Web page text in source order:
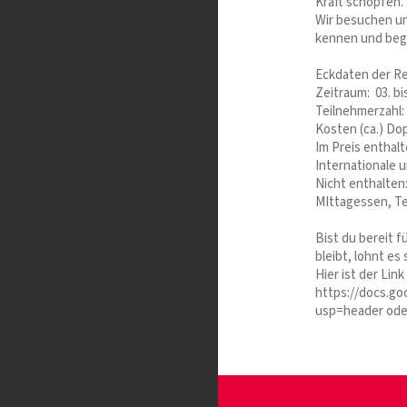
Wir besuchen
kennen und
Eckdaten der
Zeitraum: 03.
Kosten (ca.)
Im Preis
Internationale
Nicht enthalten:
MIttagessen,
Bist du bereit
bleibt, lohnt es
Hier ist der
https://
usp=header